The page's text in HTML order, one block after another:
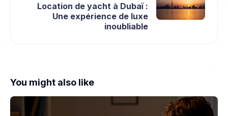
Location de yacht à Dubaï :
Une expérience de luxe
inoubliable
You might also like